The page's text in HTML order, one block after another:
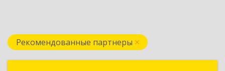
Рекомендованные партнеры